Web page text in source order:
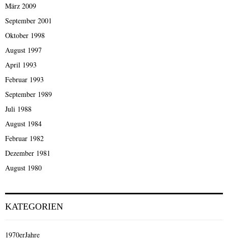
März 2009
September 2001
Oktober 1998
August 1997
April 1993
Februar 1993
September 1989
Juli 1988
August 1984
Februar 1982
Dezember 1981
August 1980
KATEGORIEN
1970erJahre